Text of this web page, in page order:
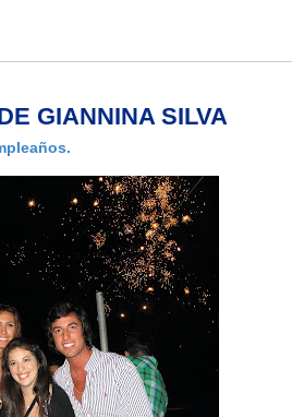
GIANNINA SILVA